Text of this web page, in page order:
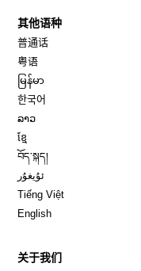
其他语种
普通话
粤语
မြန်မာ
한국어
ລາວ
ខ្មែ
བོད་སྐད།
ئۇيغۇر
Tiếng Việt
English
关于我们